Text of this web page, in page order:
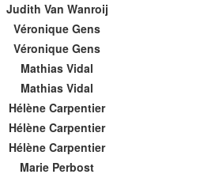
Judith Van Wanroij
Véronique Gens
Véronique Gens
Mathias Vidal
Mathias Vidal
Hélène Carpentier
Hélène Carpentier
Hélène Carpentier
Marie Perbost